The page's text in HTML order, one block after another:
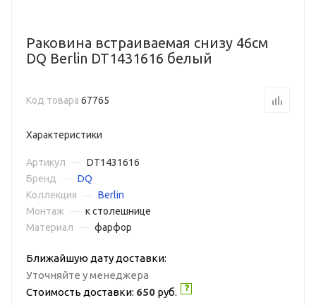
Раковина встраиваемая снизу 46см
DQ Berlin DT1431616 белый
Код товара 67765
Характеристики
Артикул
DT1431616
Бренд
DQ
Коллекция
Berlin
Монтаж
к столешнице
Материал
фарфор
Ближайшую дату доставки:
Уточняйте у менеджера
Стоимость доставки: 650 руб.